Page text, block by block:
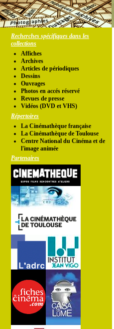
Recherches spécifiques dans les
collections
Affiches
Archives
Articles de périodiques
Dessins
Ouvrages
Photos en accés réservé
Revues de presse
Vidéos (DVD et VHS)
Répertoires
La Cinémathèque française
La Cinémathèque de Toulouse
Centre National du Cinéma et de
l'image animée
Partenaires